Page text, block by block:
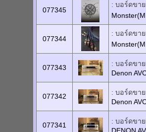
077345
: บอร์ดขาย
077344
: บอร์ดขาย
077343
: บอร์ดขาย
Denon
077342
: บอร์ดขาย
Denon
077341
: บอร์ดขาย